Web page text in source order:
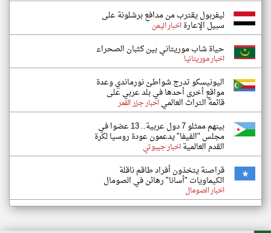
ليفربول يقترب من مدافع برشلونة على
سبيل الإعارةاخبار اليمن
حياة شاب موريتاني بين كثبان الصحراء
اخبار موريتانيا
اليونيسكو تدرج شواطئ نورماندي وعدة
مواقع أخرى أحدها في بلد عربي على
قائمة التراث العالمياخبار جزر القمر
بينهم ممثلو 7 دول عربية.. 13 عضوا في
مجلس "الفيفا" يدعمون عودة روسيا لكرة
القدم العالميةاخبار جيبوتي
قراصنة يتخذون أفراد طاقم ناقلة
الكيماويات "أسانا" رهائن في الصومال
اخبار الصومال